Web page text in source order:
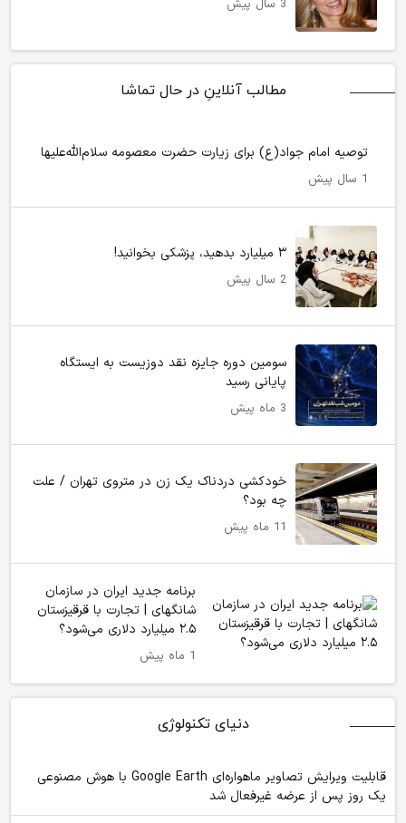
3 سال پیش
مطالب آنلاینِ در حال تماشا
توصیه امام جواد(ع) برای زیارت حضرت معصومه سلام‌الله‌علیها
1 سال پیش
۳ میلیارد بدهید، پزشکی بخوانید!
2 سال پیش
سومین دوره جایزه نقد دوزیست به ایستگاه
پایانی رسید
3 ماه پیش
خودکشی دردناک یک زن در متروی تهران / علت
چه بود؟
11 ماه پیش
برنامه جدید ایران در سازمان
شانگهای | تجارت با قرقیزستان
۲.۵ میلیارد دلاری می‌شود؟
1 ماه پیش
دنیای تکنولوژی
قابلیت ویرایش تصاویر ماهواره‌ای Google Earth با هوش مصنوعی
یک روز پس از عرضه غیرفعال شد